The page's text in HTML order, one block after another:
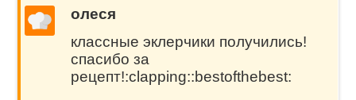
олеся
классные эклерчики получились!
спасибо за
рецепт!:clapping::bestofthebest: